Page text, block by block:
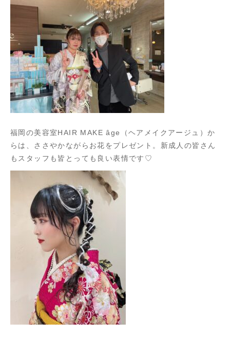
福岡の美容室HAIR MAKE âge（ヘアメイクアージュ）か
らは、ささやかながらお花をプレゼント。新成人の皆さん
もスタッフも皆とっても良い表情です♡